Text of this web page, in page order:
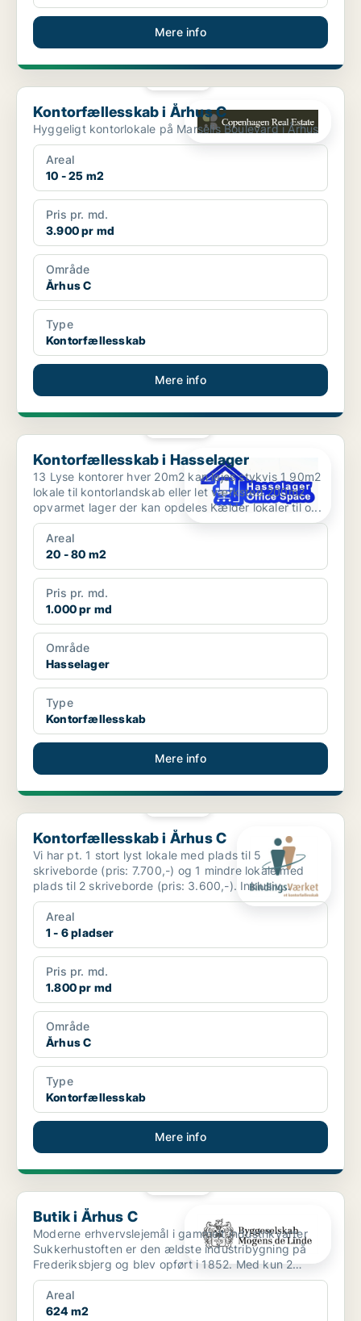
Mere info
Kontorfællesskab i Århus C
Kontorfællesskab i Århus C
Hyggeligt kontorlokale på Marselis Boulevard i Århus
Areal
10 - 25 m2
Pris pr. md.
3.900 pr md
Område
Århus C
Type
Kontorfællesskab
Mere info
Kontorfællesskab i Hasselager
Kontorfællesskab i Hasselager
13 Lyse kontorer hver 20m2 kan lejes stykvis 1 90m2
lokale til kontorlandskab eller let værksted 200m2
opvarmet lager der kan opdeles Kælder lokaler til o...
Areal
20 - 80 m2
Pris pr. md.
1.000 pr md
Område
Hasselager
Type
Kontorfællesskab
Mere info
Kontorfællesskab i Århus C
Kontorfællesskab i Århus C
Vi har pt. 1 stort lyst lokale med plads til 5
skriveborde (pris: 7.700,-) og 1 mindre lokale med
plads til 2 skriveborde (pris: 3.600,-). Inklusiv
charmeren...
Areal
1 - 6 pladser
Pris pr. md.
1.800 pr md
Område
Århus C
Type
Kontorfællesskab
Mere info
Butik i Århus C
Butik i Århus C
Moderne erhvervslejemål i gammelt industrikvarter
Sukkerhustoften er den ældste industribygning på
Frederiksbjerg og blev opført i 1852. Med kun 2
minutte...
Areal
624 m2